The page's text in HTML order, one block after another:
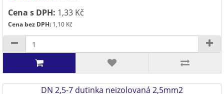
Cena s DPH: 1,33 Kč
Cena bez DPH: 1,10 Kč
DN 2,5-7 dutinka neizolovaná 2,5mm2